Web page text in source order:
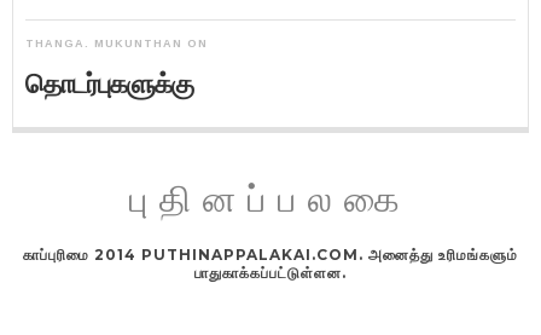
THANGA. MUKUNTHAN ON
தொடர்புகளுக்கு
புதினப்பலகை
காப்புரிமை 2014 PUTHINAPPALAKAI.COM. அனைத்து உரிமங்களும்
பாதுகாக்கப்பட்டுள்ளன.